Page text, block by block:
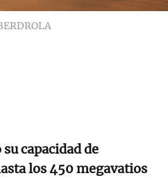
capacidad de
los 450 megavatios